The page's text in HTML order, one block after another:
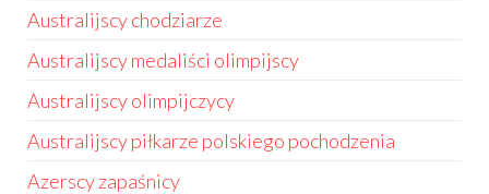
Australijscy chodziarze
Australijscy medaliści olimpijscy
Australijscy olimpijczycy
Australijscy piłkarze polskiego pochodzenia
Azerscy zapaśnicy